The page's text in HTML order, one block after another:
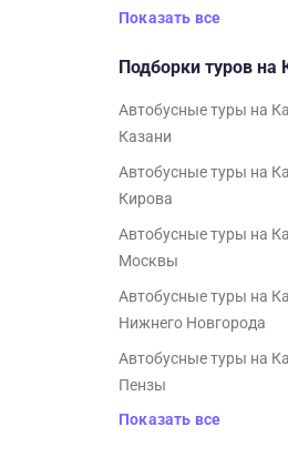
Показать все
Подборки туров на
Автобусные туры на
Казани
Автобусные туры на
Кирова
Автобусные туры на
Москвы
Автобусные туры на
Нижнего Новгорода
Автобусные туры на
Пензы
Показать все